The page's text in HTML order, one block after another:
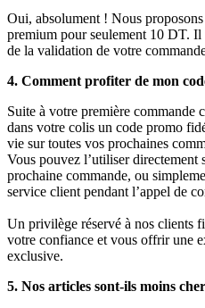
Oui, absolument ! Nous
premium pour seulement 10 DT.
de la validation de votre
4. Comment profiter de mon
Suite à votre première commande
dans votre colis un code promo
vie sur toutes vos prochaines
Vous pouvez l’utiliser directement
prochaine commande, ou
service client pendant l’appel de
Un privilège réservé à nos clients
votre confiance et vous offrir une
exclusive.
5. Nos articles sont-ils moins